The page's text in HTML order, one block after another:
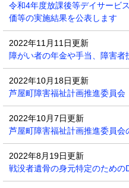
令和4年度放課後等デイサービ
価等の実施結果を公表します
2022年11月11日更新
障がい者の年金や手当、障害者
2022年10月18日更新
芦屋町障害福祉計画推進委員会
2022年10月7日更新
芦屋町障害福祉計画推進委員会
2022年8月19日更新
戦没者遺骨の身元特定のための